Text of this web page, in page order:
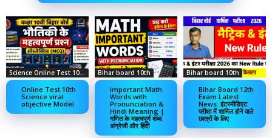
Science Online Test 10th
Online Test 10th
Science viral
objective Model
Bihar board 10th
Important Math
Words with
Pronunciation &
Hindi Meaning |
गणित के महत्वपूर्ण शब्द
अंग्रेजी और हिंदी
Bihar board 10th
Bihar Board 12th
Exam Latest
News: इंटरमीडिएट
परीक्षा में शामिल होने वाले
छात्रों के लिए